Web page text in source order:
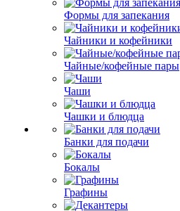
Формы для запекания
Чайники и кофейники
Чайные/кофейные пары
Чаши
Чашки и блюдца
Банки для подачи
Бокалы
Графины